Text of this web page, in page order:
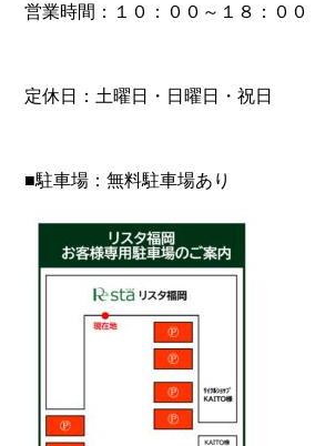
営業時間：１０：００～１８：００
定休日：土曜日・日曜日・祝日
■駐車場：無料駐車場あり